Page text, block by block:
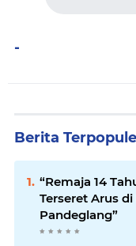
-
Berita
“Remaja 14
Terseret Arus
Pandeglang”